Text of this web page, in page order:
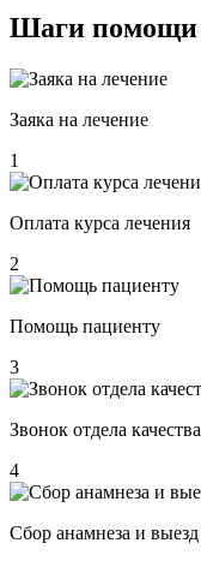
Шаги помощи
Заяка на лечение
1
Оплата курса лечения
2
Помощь пациенту
3
Звонок отдела качества
4
Сбор анамнеза и выезд